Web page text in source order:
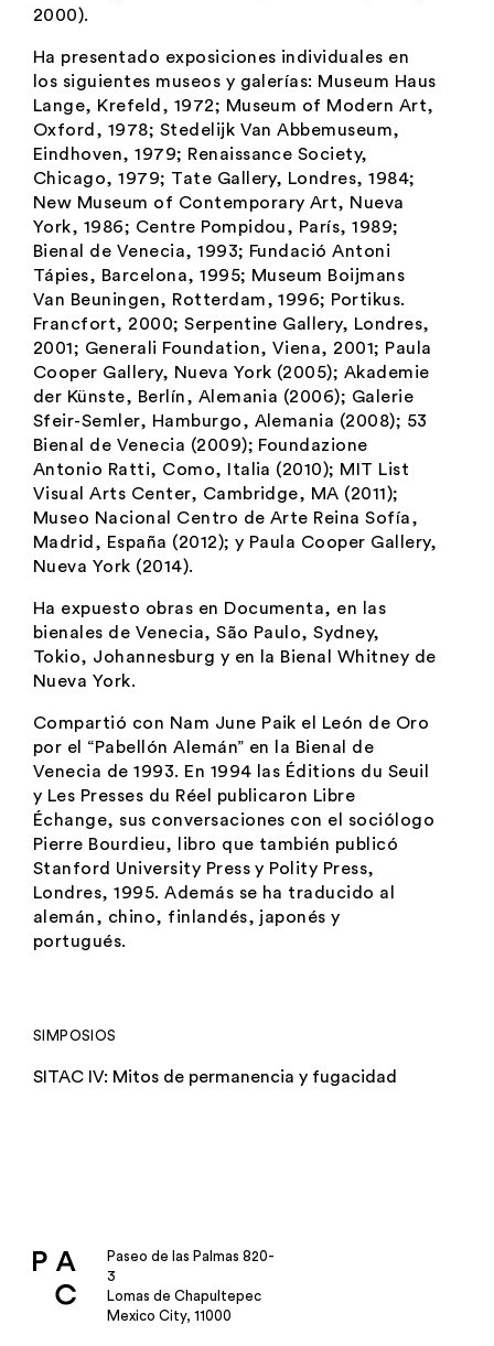
2000).
Ha presentado exposiciones individuales en
los siguientes museos y galerías: Museum Haus
Lange, Krefeld, 1972; Museum of Modern Art,
Oxford, 1978; Stedelijk Van Abbemuseum,
Eindhoven, 1979; Renaissance Society,
Chicago, 1979; Tate Gallery, Londres, 1984;
New Museum of Contemporary Art, Nueva
York, 1986; Centre Pompidou, París, 1989;
Bienal de Venecia, 1993; Fundació Antoni
Tápies, Barcelona, 1995; Museum Boijmans
Van Beuningen, Rotterdam, 1996; Portikus.
Francfort, 2000; Serpentine Gallery, Londres,
2001; Generali Foundation, Viena, 2001; Paula
Cooper Gallery, Nueva York (2005); Akademie
der Künste, Berlín, Alemania (2006); Galerie
Sfeir-Semler, Hamburgo, Alemania (2008); 53
Bienal de Venecia (2009); Foundazione
Antonio Ratti, Como, Italia (2010); MIT List
Visual Arts Center, Cambridge, MA (2011);
Museo Nacional Centro de Arte Reina Sofía,
Madrid, España (2012); y Paula Cooper Gallery,
Nueva York (2014).
Ha expuesto obras en Documenta, en las
bienales de Venecia, São Paulo, Sydney,
Tokio, Johannesburg y en la Bienal Whitney de
Nueva York.
Compartió con Nam June Paik el León de Oro
por el “Pabellón Alemán” en la Bienal de
Venecia de 1993. En 1994 las Éditions du Seuil
y Les Presses du Réel publicaron Libre
Échange, sus conversaciones con el sociólogo
Pierre Bourdieu, libro que también publicó
Stanford University Press y Polity Press,
Londres, 1995. Además se ha traducido al
alemán, chino, finlandés, japonés y
portugués.
SIMPOSIOS
SITAC IV: Mitos de permanencia y fugacidad
Paseo de las Palmas 820-
3
Lomas de Chapultepec
Mexico City, 11000